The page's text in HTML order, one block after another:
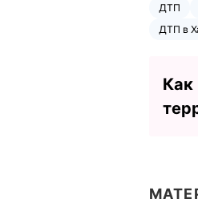
ДТП
ДТП в
Как